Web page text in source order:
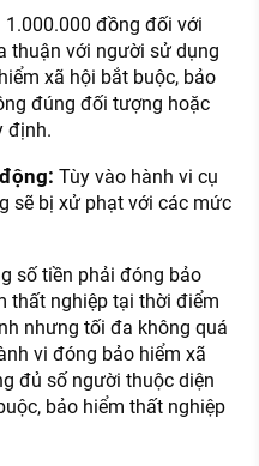
đồng đối với
thuận với người sử dụng
xã hội bắt buộc, bảo
đúng đối tượng hoặc
định.
Tùy vào hành vi cụ
sẽ bị xử phạt với các mức
số tiền phải đóng bảo
thất nghiệp tại thời điểm
nhưng tối đa không quá
vi đóng bảo hiểm xã
đủ số người thuộc diện
bảo hiểm thất nghiệp